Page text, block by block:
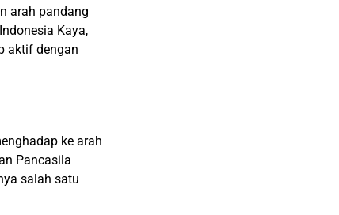
arah pandang
Kaya,
aktif dengan
ke arah
Pancasila
salah satu